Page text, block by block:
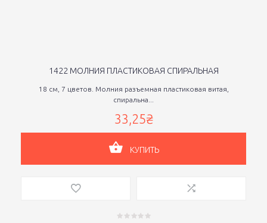
1422 МОЛНИЯ ПЛАСТИКОВАЯ СПИРАЛЬНАЯ
18 см, 7 цветов. Молния разъемная пластиковая витая,
спиральна...
33,25₴
КУПИТЬ